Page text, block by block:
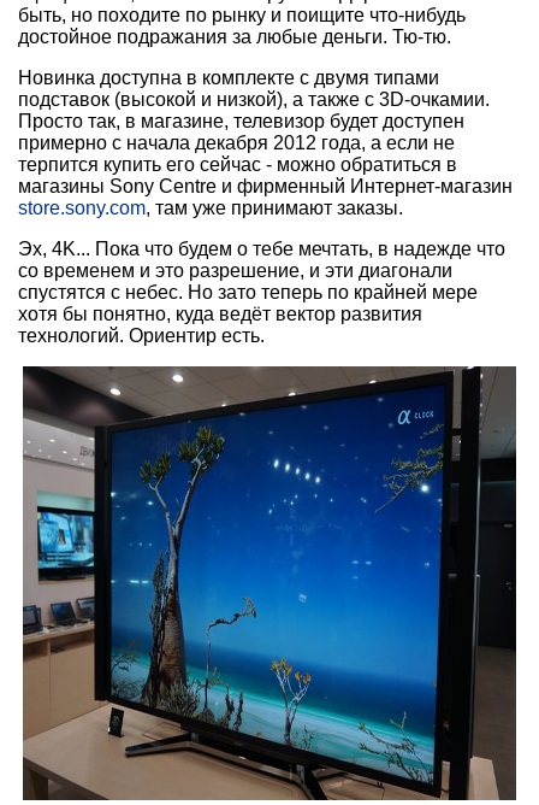
быть, но походите по рынку и поищите что-нибудь
достойное подражания за любые деньги. Тю-тю.
Новинка доступна в комплекте с двумя типами
подставок (высокой и низкой), а также с 3D-очкамии.
Просто так, в магазине, телевизор будет доступен
примерно с начала декабря 2012 года, а если не
терпится купить его сейчас - можно обратиться в
магазины Sony Centre и фирменный Интернет-магазин
store.sony.com, там уже принимают заказы.
Эх, 4K... Пока что будем о тебе мечтать, в надежде что
со временем и это разрешение, и эти диагонали
спустятся с небес. Но зато теперь по крайней мере
хотя бы понятно, куда ведёт вектор развития
технологий. Ориентир есть.